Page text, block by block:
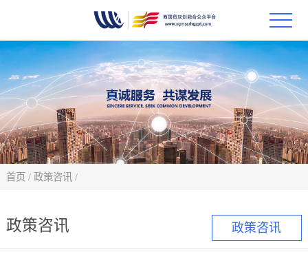
首页
政策
科技
合作
政策咨讯
首页 / 政策咨讯 /
政策咨讯